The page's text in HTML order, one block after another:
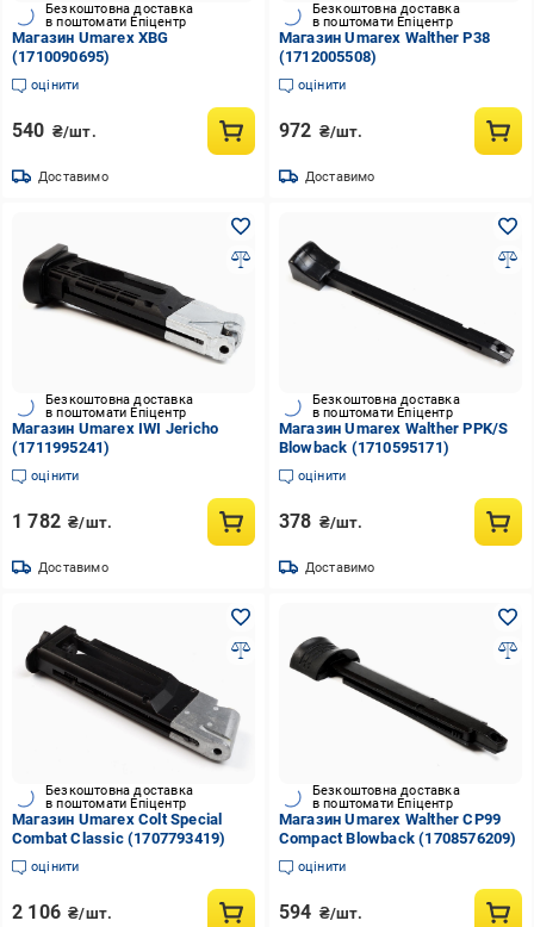
Безкоштовна доставка
в поштомати Епіцентр
Магазин Umarex XBG
(1710090695)
оцінити
540 ₴/шт.
Доставимо
Безкоштовна доставка
в поштомати Епіцентр
Магазин Umarex Walther P38
(1712005508)
оцінити
972 ₴/шт.
Доставимо
Безкоштовна доставка
в поштомати Епіцентр
Магазин Umarex IWI Jericho
(1711995241)
оцінити
1 782 ₴/шт.
Доставимо
Безкоштовна доставка
в поштомати Епіцентр
Магазин Umarex Walther PPK/S
Blowback (1710595171)
оцінити
378 ₴/шт.
Доставимо
Безкоштовна доставка
в поштомати Епіцентр
Магазин Umarex Colt Special
Combat Classic (1707793419)
оцінити
2 106 ₴/шт.
Безкоштовна доставка
в поштомати Епіцентр
Магазин Umarex Walther CP99
Compact Blowback (1708576209)
оцінити
594 ₴/шт.